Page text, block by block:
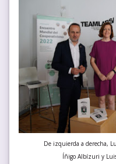
De izquierda a derecha,
Íñigo Albízuri y